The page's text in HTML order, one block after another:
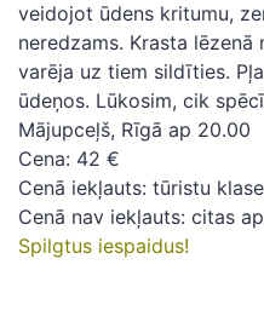
veidojot ūdens kritumu,
neredzams. Krasta
varēja uz tiem sildīties.
ūdeņos. Lūkosim, cik
Mājupceļš, Rīgā ap 20.00
Cena: 42 €
Cenā iekļauts: tūristu
Cenā nav iekļauts: citas
Spilgtus iespaidus!